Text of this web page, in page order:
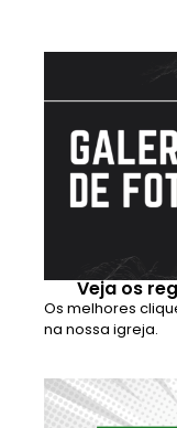
Veja os
Os melhores
na nossa igreja.